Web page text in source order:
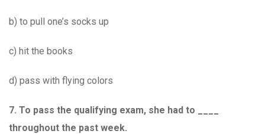
b) to pull one’s socks up
c) hit the books
d) pass with flying colors
7. To pass the qualifying exam, she had to ____
throughout the past week.